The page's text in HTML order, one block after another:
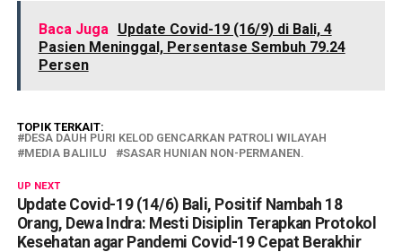
Baca Juga Update Covid-19 (16/9) di Bali, 4
Pasien Meninggal, Persentase Sembuh 79.24
Persen
TOPIK TERKAIT:
DESA DAUH PURI KELOD GENCARKAN PATROLI WILAYAH
MEDIA BALIILU
SASAR HUNIAN NON-PERMANEN.
UP NEXT
Update Covid-19 (14/6) Bali, Positif Nambah 18
Orang, Dewa Indra: Mesti Disiplin Terapkan Protokol
Kesehatan agar Pandemi Covid-19 Cepat Berakhir